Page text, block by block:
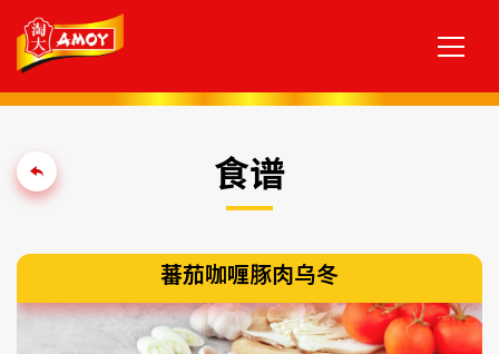
食谱
蕃茄咖喱豚肉乌冬